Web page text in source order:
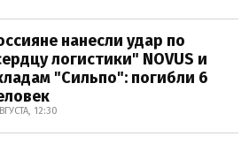
нанесли удар по
логистики" NOVUS и
"Сильпо": погибли 6
12:30